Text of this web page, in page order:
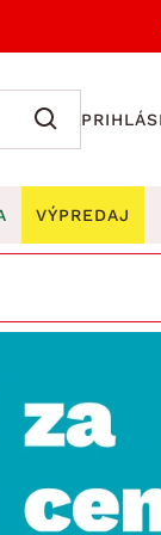
stoličky a kreslá
Záhradné stoly
lehátka
VÝPREDAJ